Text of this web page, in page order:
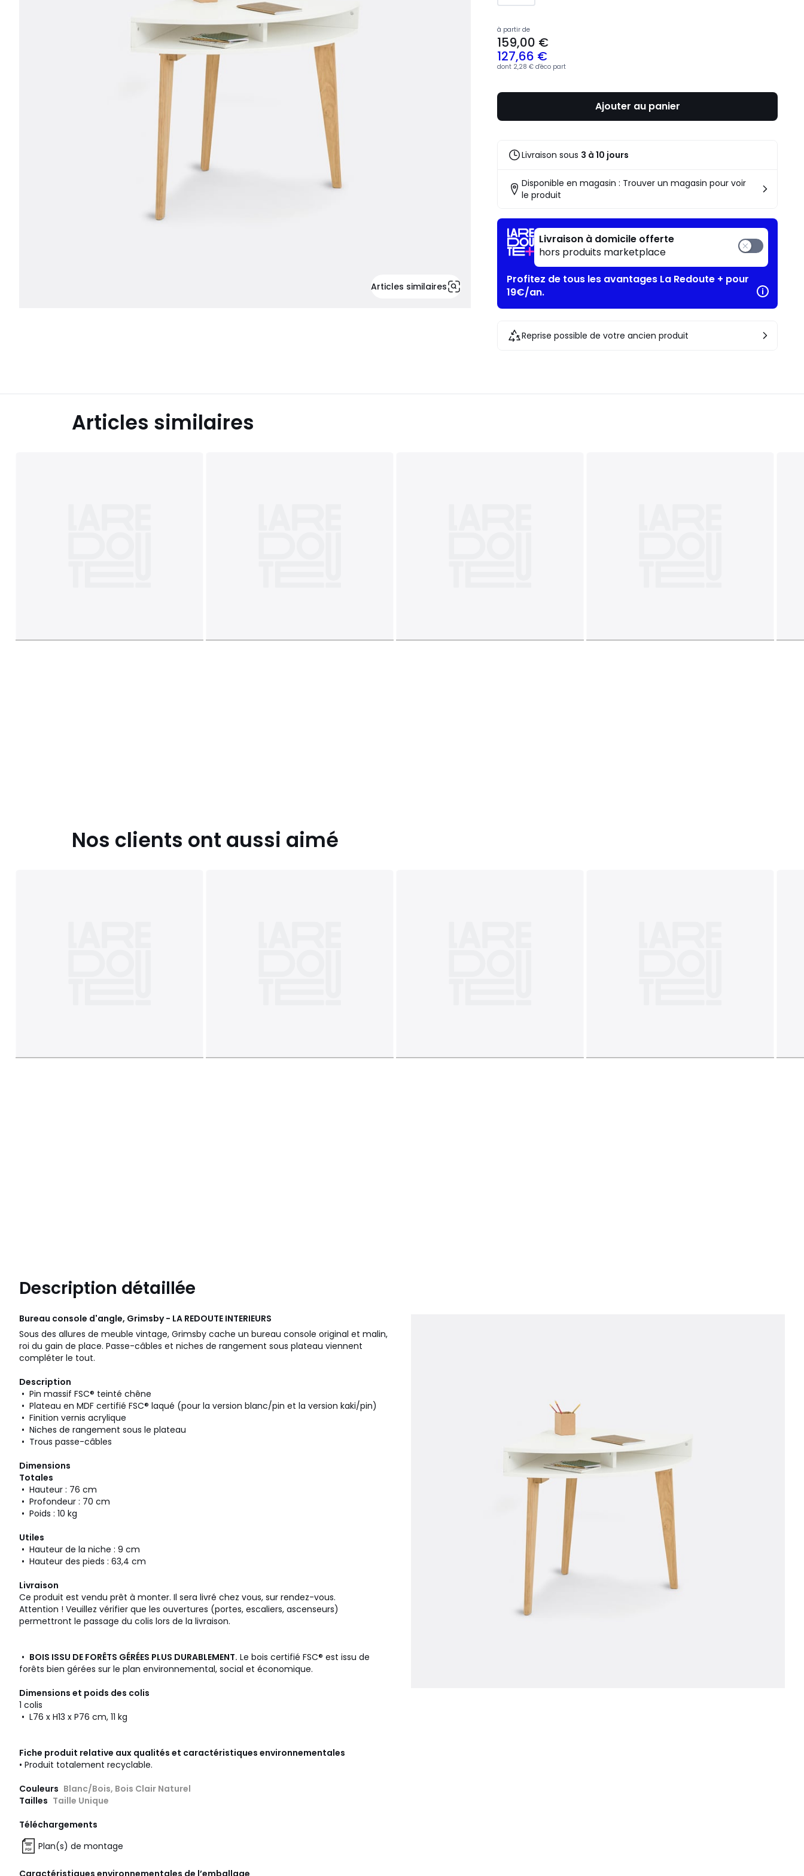
Articles similaires
à partir de
127,66 €
159,00 €
dont 2,28 € d'éco part
Ajouter au panier
Livraison sous 3 à 10 jours
Disponible en magasin : Trouver un magasin pour voir
le produit
Livraison à domicile offerte
hors produits marketplace
Profitez de tous les avantages La Redoute + pour
19€/an.
Reprise possible de votre ancien produit
Articles similaires
Nos clients ont aussi aimé
Description détaillée
Bureau console d'angle, Grimsby - LA REDOUTE INTERIEURS
Sous des allures de meuble vintage, Grimsby cache un bureau console original et malin,
roi du gain de place. Passe-câbles et niches de rangement sous plateau viennent
compléter le tout.
Description
• Pin massif FSC® teinté chêne
• Plateau en MDF certifié FSC® laqué (pour la version blanc/pin et la version kaki/pin)
• Finition vernis acrylique
• Niches de rangement sous le plateau
• Trous passe-câbles
Dimensions
Totales
• Hauteur : 76 cm
• Profondeur : 70 cm
• Poids : 10 kg
Utiles
• Hauteur de la niche : 9 cm
• Hauteur des pieds : 63,4 cm
Livraison
Ce produit est vendu prêt à monter. Il sera livré chez vous, sur rendez-vous.
Attention ! Veuillez vérifier que les ouvertures (portes, escaliers, ascenseurs)
permettront le passage du colis lors de la livraison.
• BOIS ISSU DE FORÊTS GÉRÉES PLUS DURABLEMENT. Le bois certifié FSC® est issu de
forêts bien gérées sur le plan environnemental, social et économique.
Dimensions et poids des colis
1 colis
• L76 x H13 x P76 cm, 11 kg
Fiche produit relative aux qualités et caractéristiques environnementales
• Produit totalement recyclable.
Couleurs Blanc/Bois, Bois Clair Naturel
Tailles Taille Unique
Téléchargements
Plan(s) de montage